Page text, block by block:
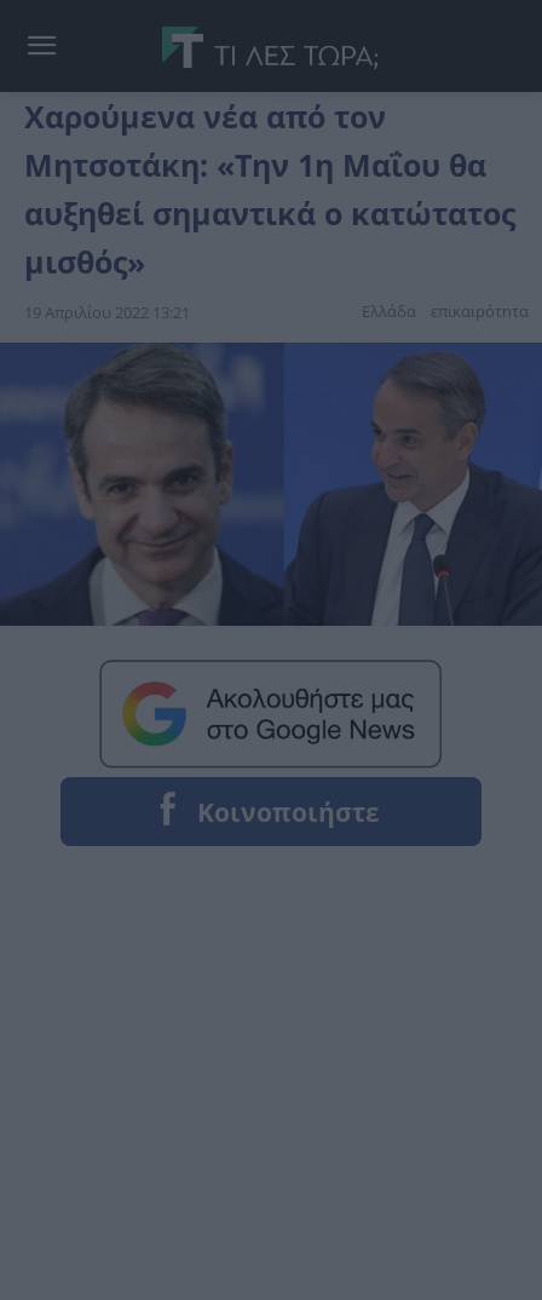
Χαρούμενα νέα από τον
Μητσοτάκη: «Την 1η Μαΐου θα
αυξηθεί σημαντικά ο κατώτατος
μισθός»
19 Απριλίου 2022 13:21 Ελλάδα επικαιpότnτα